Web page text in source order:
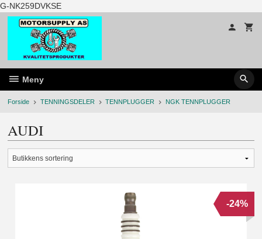
G-NK259DVKSEGå
til
innholdet
Meny
Forside TENNINGSDELER TENNPLUGGER NGK TENNPLUGGER
AUDI
-24%